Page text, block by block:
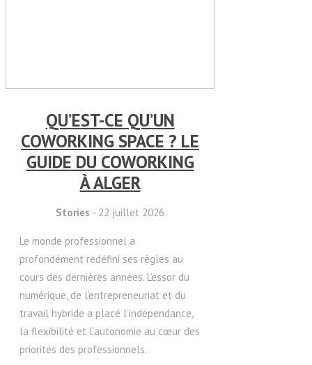
QU’EST-CE QU’UN
COWORKING SPACE ? LE
GUIDE DU COWORKING
À ALGER
Stories - 22 juillet 2026
Le monde professionnel a
profondément redéfini ses règles au
cours des dernières années. L’essor du
numérique, de l’entrepreneuriat et du
travail hybride a placé l’indépendance,
la flexibilité et l’autonomie au cœur des
priorités des professionnels.